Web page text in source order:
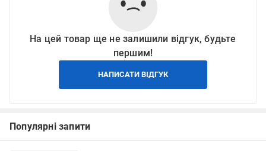
На цей товар ще не залишили відгук, будьте
першим!
НАПИСАТИ ВІДГУК
Популярні запити